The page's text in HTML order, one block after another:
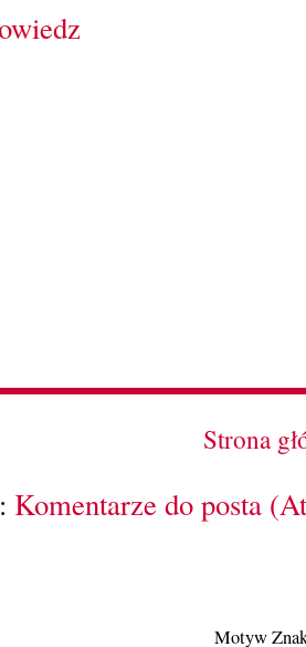
Strona
Komentarze do posta
Motyw